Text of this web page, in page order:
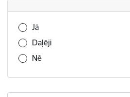
Vai šī informācija bija
Jā
Daļēji
Nē